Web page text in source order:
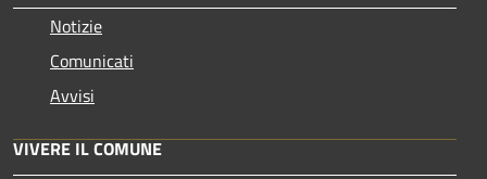
Notizie
Comunicati
Avvisi
VIVERE IL COMUNE